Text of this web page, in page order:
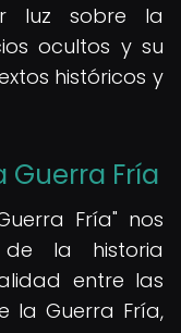
luz sobre la
ocultos y su
históricos y
Guerra Fría
Fría" nos
la historia
entre las
la Guerra Fría,